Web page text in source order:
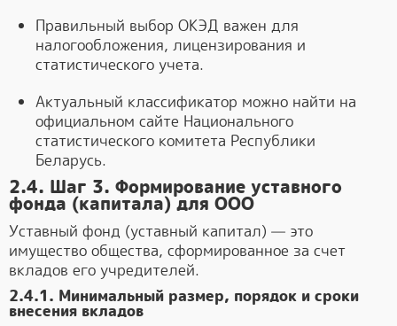
Правильный выбор ОКЭД важен для
налогообложения, лицензирования и
статистического учета.
Актуальный классификатор можно найти на
официальном сайте Национального
статистического комитета Республики
Беларусь.
2.4. Шаг 3. Формирование уставного
фонда (капитала) для ООО
Уставный фонд (уставный капитал) — это
имущество общества, сформированное за счет
вкладов его учредителей.
2.4.1. Минимальный размер, порядок и сроки
внесения вкладов